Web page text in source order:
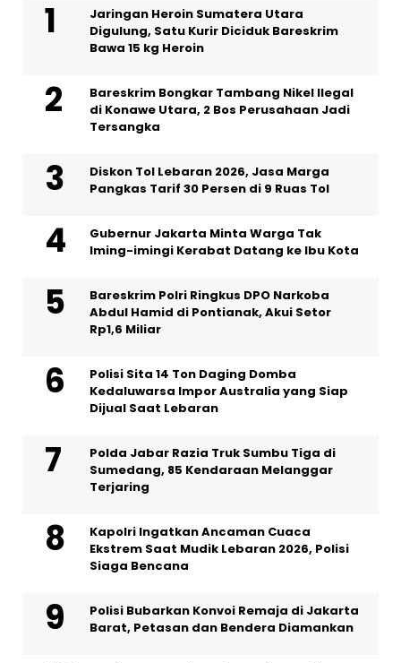
Jaringan Heroin Sumatera Utara
Digulung, Satu Kurir Diciduk Bareskrim
Bawa 15 kg Heroin
Bareskrim Bongkar Tambang Nikel Ilegal
di Konawe Utara, 2 Bos Perusahaan Jadi
Tersangka
Diskon Tol Lebaran 2026, Jasa Marga
Pangkas Tarif 30 Persen di 9 Ruas Tol
Gubernur Jakarta Minta Warga Tak
Iming-imingi Kerabat Datang ke Ibu Kota
Bareskrim Polri Ringkus DPO Narkoba
Abdul Hamid di Pontianak, Akui Setor
Rp1,6 Miliar
Polisi Sita 14 Ton Daging Domba
Kedaluwarsa Impor Australia yang Siap
Dijual Saat Lebaran
Polda Jabar Razia Truk Sumbu Tiga di
Sumedang, 85 Kendaraan Melanggar
Terjaring
Kapolri Ingatkan Ancaman Cuaca
Ekstrem Saat Mudik Lebaran 2026, Polisi
Siaga Bencana
Polisi Bubarkan Konvoi Remaja di Jakarta
Barat, Petasan dan Bendera Diamankan